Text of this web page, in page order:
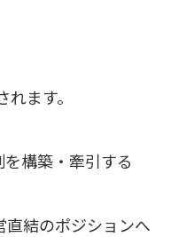
ます。
構築・牽引する
直結のポジションへ